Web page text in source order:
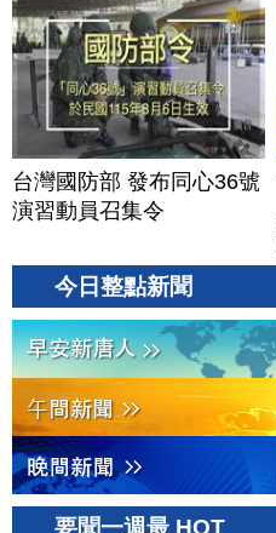
台灣國防部 發布同心36號
演習動員召集令
今日整點新聞